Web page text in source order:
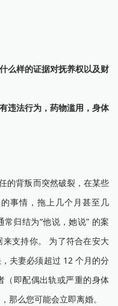
么样的证据对抚养权以及财
违法行为，药物滥用，身体
的背叛而突然破裂，在某些
事情，拖上几个月甚至几
归结为“他说，她说” 的案
支持你。 为了符合在安大
夫妻必须超过 12 个月的分
（即配偶出轨或严重的身体
那么您可能会立即离婚。